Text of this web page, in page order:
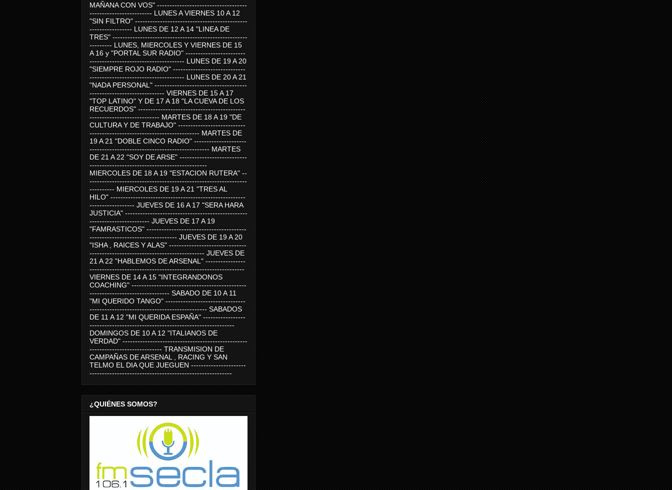
MAÑANA CON VOS" ------------------------------------
------------------------- LUNES A VIERNES 10 A 12
"SIN FILTRO" ---------------------------------------------
----------------- LUNES DE 12 A 14 "LINEA DE
TRES" ------------------------------------------------------
--------- LUNES, MIERCOLES Y VIERNES DE 15
A 16 y "PORTAL SUR RADIO" ------------------------
-------------------------------------- LUNES DE 19 A 20
"SIEMPRE ROJO RADIO" -----------------------------
-------------------------------------- LUNES DE 20 A 21
"NADA PERSONAL" -------------------------------------
------------------------------ VIERNES DE 15 A 17
"TOP LATINO" Y DE 17 A 18 "LA CUEVA DE LOS
RECUERDOS" -------------------------------------------
---------------------------- MARTES DE 18 A 19 "DE
CULTURA Y DE TRABAJO" ---------------------------
-------------------------------------------- MARTES DE
19 A 21 "DOBLE CINCO RADIO" ---------------------
------------------------------------------------ MARTES
DE 21 A 22 "SOY DE ARSE" ---------------------------
-----------------------------------------------
MIERCOLES DE 18 A 19 "ESTACION RUTERA" --
---------------------------------------------------------------
---------- MIERCOLES DE 19 A 21 "TRES AL
HILO" ------------------------------------------------------
------------------ JUEVES DE 16 A 17 "SERA HARA
JUSTICIA" -------------------------------------------------
------------------------ JUEVES DE 17 A 19
"FAMRASTICOS" ----------------------------------------
----------------------------------- JUEVES DE 19 A 20
"ISHA , RAICES Y ALAS" -------------------------------
---------------------------------------------- JUEVES DE
21 A 22 "HABLEMOS DE ARSENAL" ----------------
--------------------------------------------------------------
VIERNES DE 14 A 15 "INTEGRANDONOS
COACHING" ----------------------------------------------
-------------------------------- SABADO DE 10 A 11
"MI QUERIDO TANGO" --------------------------------
----------------------------------------------- SABADOS
DE 11 A 12 "MI QUERIDA ESPAÑA" -----------------
----------------------------------------------------------
DOMINGOS DE 10 A 12 "ITALIANOS DE
VERDAD" --------------------------------------------------
----------------------------- TRANSMISION DE
CAMPAÑAS DE ARSENAL , RACING Y SAN
TELMO EL DIA QUE JUEGUEN ----------------------
---------------------------------------------------------
¿QUIÉNES SOMOS?